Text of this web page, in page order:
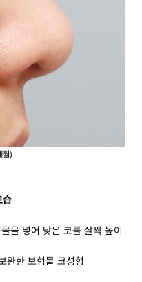
월)
습
을 넣어 낮은 코를 살짝 높이
완한 보형물 코성형